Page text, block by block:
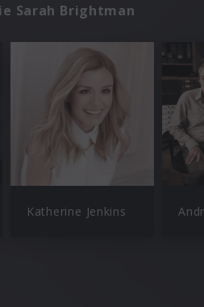
Sarah Brightman
Katherine Jenkins